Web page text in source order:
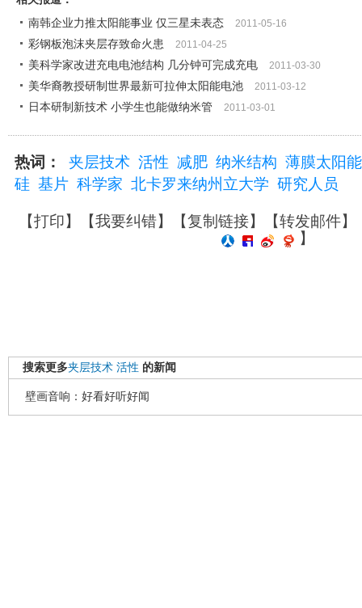
南韩企业力推太阳能事业 仅三星未表态
2011-05-16
彩钢板泡沫夹层存致命火患 2011-04-25
美科学家改进充电电池结构 几分钟可完成充电 2011-03-30
美华裔教授研制世界最新可拉伸太阳能电池 2011-03-12
日本研制新技术 小学生也能做纳米管 2011-03-01
热词： 夹层技术 活性 减肥 纳米结构 薄膜太阳
硅 基片 科学家 北卡罗来纳州立大学 研究人员
【打印】【我要纠错】【复制链接】【转发邮件】
】
搜索更多夹层技术 活性 的新闻
壁画音响：好看好听好闻